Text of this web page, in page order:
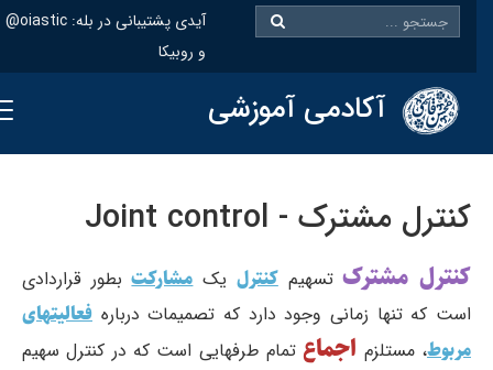
@oiastic :آیدی پشتیبانی در بله
و روبیکا
آکادمی آموزشی
کنترل مشترک - Joint control
کنترل مشترکتسهیمکنترلیکمشارکتبطور قراردادی
است که تنها زمانی وجود دارد که تصمیمات دربارهفعالیتهای
مربوط، مستلزماجماعتمام طرفهایی است که در کنترل سهیم